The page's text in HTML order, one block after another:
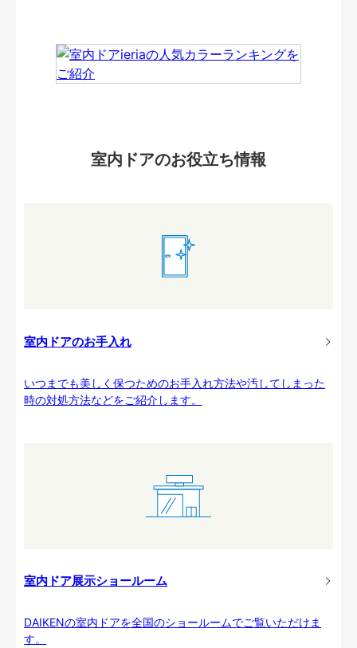
室内ドアのお役立ち情報
室内ドアのお手入れ
いつまでも美しく保つためのお手入れ方法や汚してしまった
時の対処方法などをご紹介します。
室内ドア展示ショールーム
DAIKENの室内ドアを全国のショールームでご覧いただけま
す。